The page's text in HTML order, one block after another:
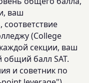
ваш
(College
секции, ваш
общий балл SAT.
и советник по